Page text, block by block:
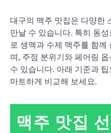
대구의 맥주 맛집은 다양한
만날 수 있습니다. 특히 동
로 생맥과 수제 맥주를 함께
며, 주점 분위기와 페어링
수 있습니다. 아래 기준과
마트하게 비교해 보세요.
맥주 맛집